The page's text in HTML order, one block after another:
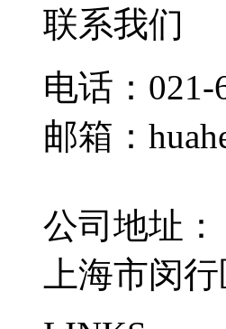
联系我们
电话：021-
邮箱：
公司地址：
上海市闵